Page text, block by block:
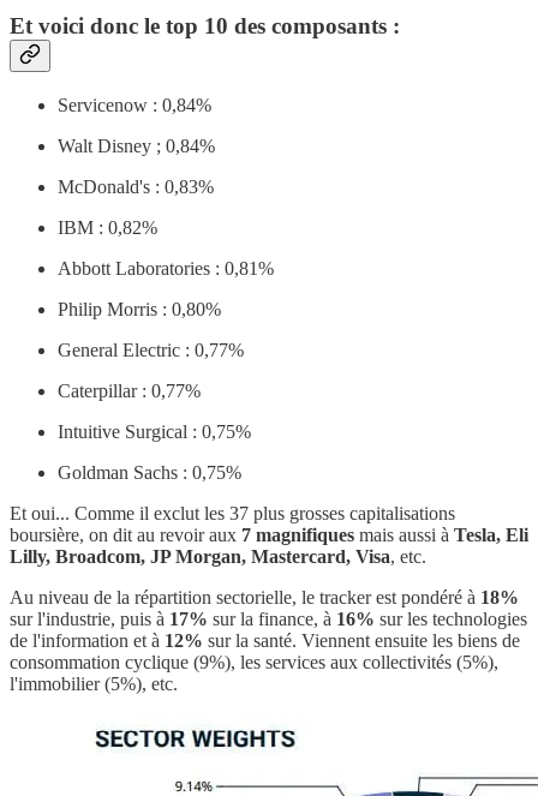
Et voici donc le top 10 des composants :
Servicenow : 0,84%
Walt Disney ; 0,84%
McDonald's : 0,83%
IBM : 0,82%
Abbott Laboratories : 0,81%
Philip Morris : 0,80%
General Electric : 0,77%
Caterpillar : 0,77%
Intuitive Surgical : 0,75%
Goldman Sachs : 0,75%
Et oui... Comme il exclut les 37 plus grosses capitalisations
boursière, on dit au revoir aux 7 magnifiques mais aussi à Tesla, Eli
Lilly, Broadcom, JP Morgan, Mastercard, Visa, etc.
Au niveau de la répartition sectorielle, le tracker est pondéré à 18%
sur l'industrie, puis à 17% sur la finance, à 16% sur les technologies
de l'information et à 12% sur la santé. Viennent ensuite les biens de
consommation cyclique (9%), les services aux collectivités (5%),
l'immobilier (5%), etc.